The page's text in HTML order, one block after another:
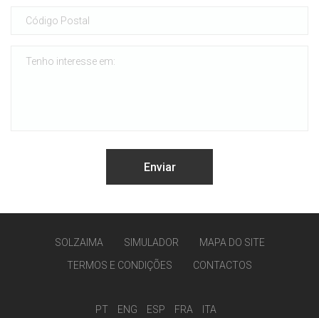
SOLZAIMA SIMULADOR
MAPA DO SITE
TERMOS E CONDIÇÕES
CONTACTOS
PT ENG ESP FRA ITA